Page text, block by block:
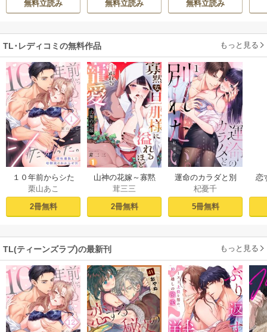
無料立読み
彼氏宣言されまし
無料立読み
はXLで変態！？
無料立読み
TL･レディコミの無料作品 もっと見る
１０年前からシた
かった。～理性爆
散した幼馴染のわ
からせＨ（１）
栗山あこ
2冊無料
山神の花嫁～寡黙
な旦那様に溢れる
ほど注がれる寵愛
～【TL版】 1巻
茸三三
2冊無料
運命のカラダと別
れたい。～思い出
したくなかった、
元カレとのズブズ
杞憂千
5冊無料
恋
TL(ティーンズラブ)の最新刊 もっと見る